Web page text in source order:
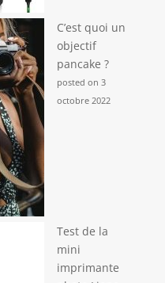
C’est quoi un
objectif
pancake ?
posted on 3
octobre 2022
Test de la
mini
imprimante